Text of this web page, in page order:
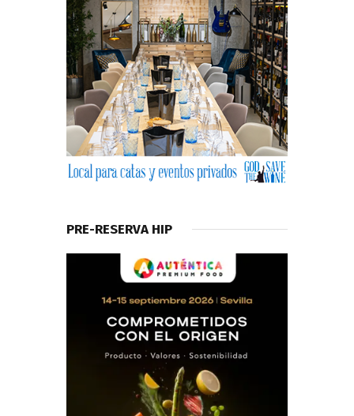
PRE-RESERVA HIP